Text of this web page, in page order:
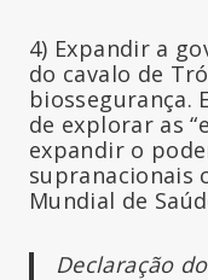
4) Expandir a
do cavalo de
biossegurança.
de explorar as
expandir o
supranacionais
Mundial de
Declaração